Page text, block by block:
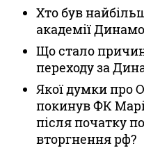
Хто був
академії
Що стало
переходу за
Якої думки про
покинув ФК
після початку
вторгнення рф?